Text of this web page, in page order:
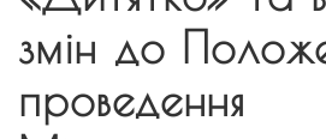
змін до
проведення